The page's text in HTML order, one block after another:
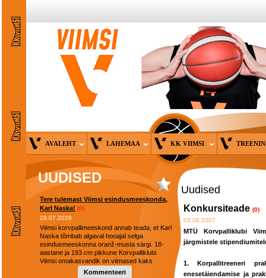
AVALEHT LAHEMAA KK VIIMSI
UUDISED
Tere tulemast Viimsi esindusmeeskonda,
Karl Naska! (0)
28.07.2026
Viimsi korvpallimeeskond annab teada, et Karl
Naska tõmbab algaval hooajal selga
esindusmeeskonna oranž-musta särgi. 18-
aastane ja 193 cm pikkune Korvpalliklubi
Viimsi omakasvandik on viimased kaks
Kommenteeri
Uudised
Konkursiteade (0)
03.08.2007
MTÜ Korvpalliklubi
järgmistele
1. Korpallitreeneri
enesetäiendamise ja